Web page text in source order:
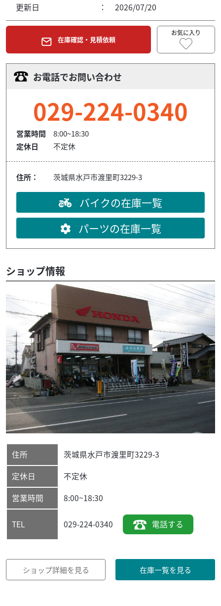
更新日 ： 2026/07/20
在庫確認・見積依頼
お気に入り
お電話でお問い合わせ
029-224-0340
営業時間
8:00~18:30
定休日
不定休
住所： 茨城県水戸市渡里町3229-3
バイクの在庫一覧
パーツの在庫一覧
ショップ情報
住所 茨城県水戸市渡里町3229-3
定休日
不定休
営業時間
8:00~18:30
TEL 029-224-0340 電話する
ショップ詳細を見る 在庫一覧を見る